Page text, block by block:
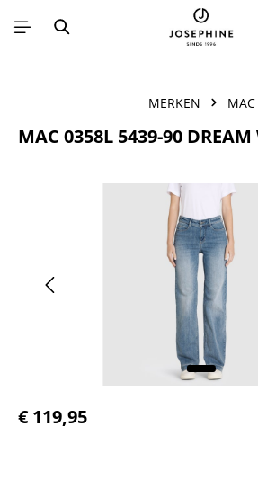
Ga naar de hoofdinhoud
MERKEN MAC
MAC 0358L 5439-90 DREAM
Afbeeldingengalerij overslaan
Normale prijs:
€ 119,95